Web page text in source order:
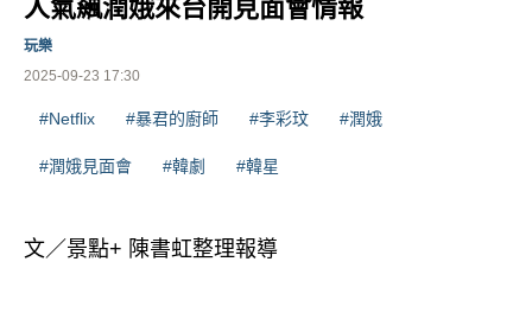
人氣飆潤娥來台開見面會情報
2025-09-23 17:30
玩樂
#Netflix #暴君的廚師 #李彩玟 #潤娥
#潤娥見面會 #韓劇 #韓星
文／景點+ 陳書虹整理報導